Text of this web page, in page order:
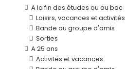
A la fin des études ou au bac
Loisirs, vacances et activités
Bande ou groupe d'amis
Sorties
A 25 ans
Activités et vacances